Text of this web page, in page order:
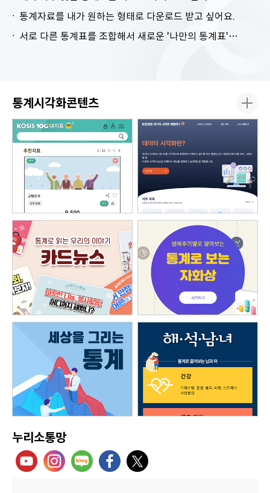
통계자료를 내가 원하는 형태로 다운로드 받고 싶어요.
서로 다른 통계표를 조합해서 새로운 '나만의 통계표'를 만들고 싶어요.
통계시각화콘텐츠
누리소통망